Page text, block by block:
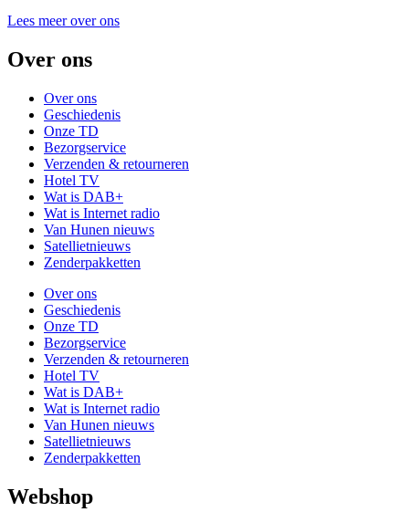
Lees meer over ons
Over ons
Over ons
Geschiedenis
Onze TD
Bezorgservice
Verzenden & retourneren
Hotel TV
Wat is DAB+
Wat is Internet radio
Van Hunen nieuws
Satellietnieuws
Zenderpakketten
Over ons
Geschiedenis
Onze TD
Bezorgservice
Verzenden & retourneren
Hotel TV
Wat is DAB+
Wat is Internet radio
Van Hunen nieuws
Satellietnieuws
Zenderpakketten
Webshop